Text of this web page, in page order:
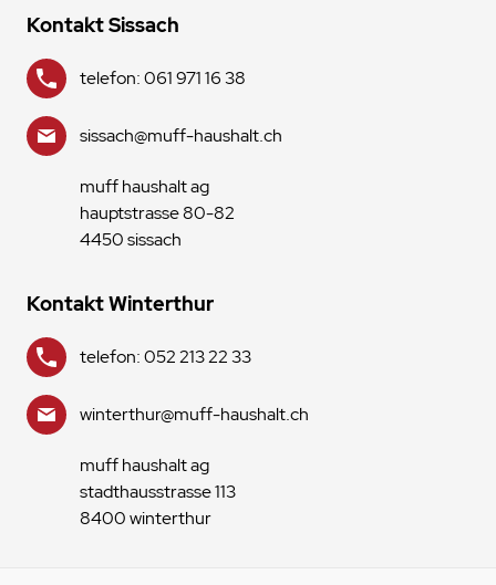
Kontakt Sissach
telefon: 061 971 16 38
sissach@muff-haushalt.ch
muff haushalt ag
hauptstrasse 80-82
4450 sissach
Kontakt Winterthur
telefon: 052 213 22 33
winterthur@muff-haushalt.ch
muff haushalt ag
stadthausstrasse 113
8400 winterthur